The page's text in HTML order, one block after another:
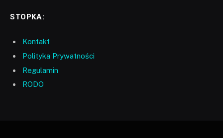
STOPKA:
Kontakt
Polityka Prywatności
Regulamin
RODO